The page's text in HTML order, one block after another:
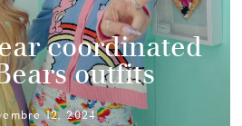
coordinated
outfits
12, 2024